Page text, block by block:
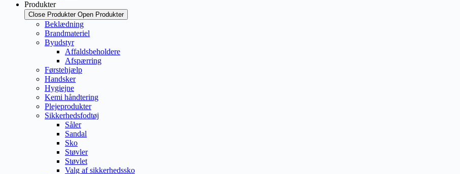
Produkter
Close Produkter Open Produkter
Beklædning
Brandmateriel
Byudstyr
Affaldsbeholdere
Afspærring
Førstehjælp
Handsker
Hygiejne
Kemi håndtering
Plejeprodukter
Sikkerhedsfodtøj
Såler
Sandal
Sko
Støvler
Støvlet
Valg af sikkerhedssko